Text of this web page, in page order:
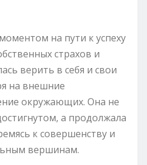
на пути к успеху
страхов и
верить в себя и свои
на внешние
окружающих. Она не
а продолжала
к совершенству и
вершинам.